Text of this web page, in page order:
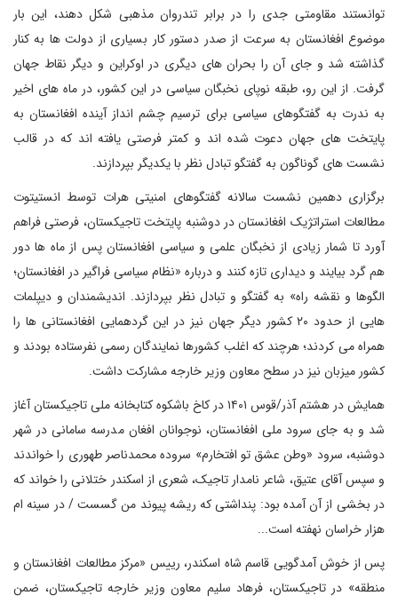
توانستند مقاومتی جدی را در برابر تندروان مذهبی شکل دهند، این بار
موضوع افغانستان به سرعت از صدر دستور کار بسیاری از دولت ها به کنار
گذاشته شد و جای آن را بحران های دیگری در اوکراین و دیگر نقاط جهان
گرفت. از این رو، طبقه نوپای نخبگان سیاسی در این کشور، در ماه های اخیر
به ندرت به گفتگوهای سیاسی برای ترسیم چشم انداز آینده افغانستان به
پایتخت های جهان دعوت شده اند و کمتر فرصتی یافته اند که در قالب
نشست های گوناگون به گفتگو تبادل نظر با یکدیگر بپردازند.
برگزاری دهمین نشست سالانه گفتگوهای امنیتی هرات توسط انستیتوت
مطالعات استراتژیک افغانستان در دوشنبه پایتخت تاجیکستان، فرصتی فراهم
آورد تا شمار زیادی از نخبگان علمی و سیاسی افغانستان پس از ماه ها دور
هم گرد بیایند و دیداری تازه کنند و درباره «نظام سیاسی فراگیر در افغانستان؛
الگوها و نقشه راه» به گفتگو و تبادل نظر بپردازند. اندیشمندان و دیپلمات
هایی از حدود ۲۰ کشور دیگر جهان نیز در این گردهمایی افغانستانی ها را
همراه می کردند؛ هرچند که اغلب کشورها نمایندگان رسمی نفرستاده بودند و
کشور میزبان نیز در سطح معاون وزیر خارجه مشارکت داشت.
همایش در هشتم آذر/قوس ۱۴۰۱ در کاخ باشکوه کتابخانه ملی تاجیکستان آغاز
شد و به جای سرود ملی افغانستان، ‌نوجوانان افغان مدرسه سامانی در شهر
دوشنبه، سرود «وطن عشق تو افتخارم» سروده محمدناصر طهوری را خواندند
و سپس آقای عتیق، شاعر نامدار تاجیک، شعری از اسکندر ختلانی را خواند که
در بخشی از آن آمده بود: پنداشتی که ریشه پیوند من گسست / در سینه ام
هزار خراسان نهفته است...
پس از خوش آمدگویی قاسم شاه اسکندر، رییس «مرکز مطالعات افغانستان و
منطقه» در تاجیکستان، فرهاد سلیم معاون وزیر خارجه تاجیکستان، ضمن